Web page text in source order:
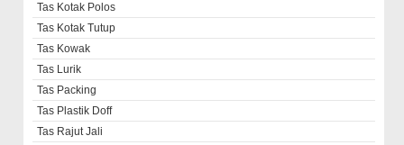
Tas Kotak Polos
Tas Kotak Tutup
Tas Kowak
Tas Lurik
Tas Packing
Tas Plastik Doff
Tas Rajut Jali